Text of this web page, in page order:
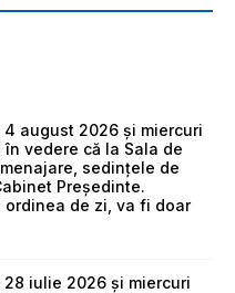
august 2026 și miercuri
în vedere că la Sala de
sedințele de
Președinte.
de zi, va fi doar
iulie 2026 și miercuri